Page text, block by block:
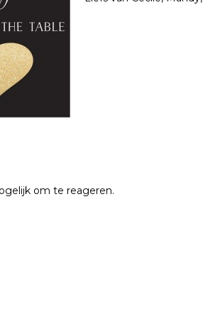
om te reageren.